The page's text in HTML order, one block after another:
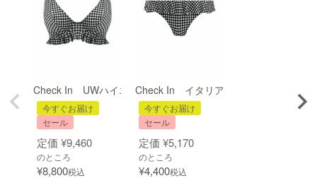
Check In UWハイエイペックスビキニ(単体)
今すぐお届け
セール
定価 ¥9,460
のところ
¥8,800税込
Check In イタリアンビキニブリーフ(
今すぐお届け
セール
定価 ¥5,170
のところ
¥4,400税込